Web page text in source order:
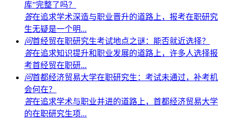
库”完整了吗？
答在追求学术深造与职业晋升的道路上，报考在职研究
生无疑是一个明...
问首经贸在职研究生考试地点之谜：能否就近选择？
答在追求知识提升和职业发展的道路上，许多人选择报
考首经贸在职研...
问首都经济贸易大学在职研究生：考试未通过，补考机
会何在？
答在追求学术与职业并进的道路上，首都经济贸易大学
的在职研究生项...